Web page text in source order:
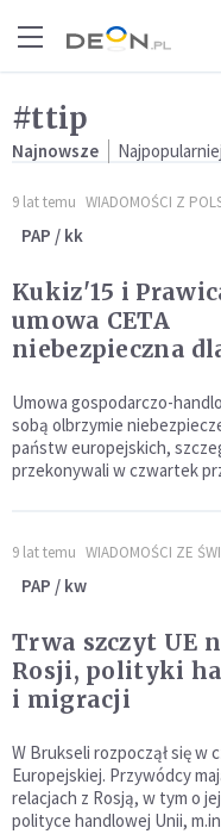
#ttip
Najnowsze
9 lat temu WIADOMOŚCI Z
PAP / kk
Kukiz'15 i
umowa CETA
niebezpieczna
Umowa gospodarczo-
sobą olbrzymie
państw europejskich,
przekonywali w czwartek
9 lat temu WIADOMOŚCI ZE
PAP / kw
Trwa szczyt UE
Rosji, polityki
i migracji
W Brukseli rozpoczął się w
Europejskiej. Przywódcy
relacjach z Rosją, w tym o
polityce handlowej Unii,